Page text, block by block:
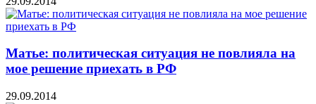
Матье: политическая ситуация не повлияла на
мое решение приехать в РФ
29.09.2014